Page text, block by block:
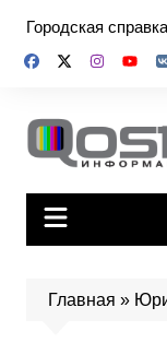
содержимому
Городская справка
Главная »